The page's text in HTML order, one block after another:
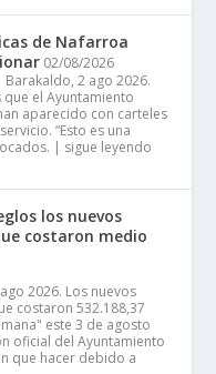
de Nafarroa
02/08/2026
2 ago 2026.
el Ayuntamiento
aparecido con carteles
“Esto es una
| sigue leyendo
los nuevos
costaron medio
2026. Los nuevos
costaron 532.188,37
este 3 de agosto
oficial del Ayuntamiento
que hacer debido a